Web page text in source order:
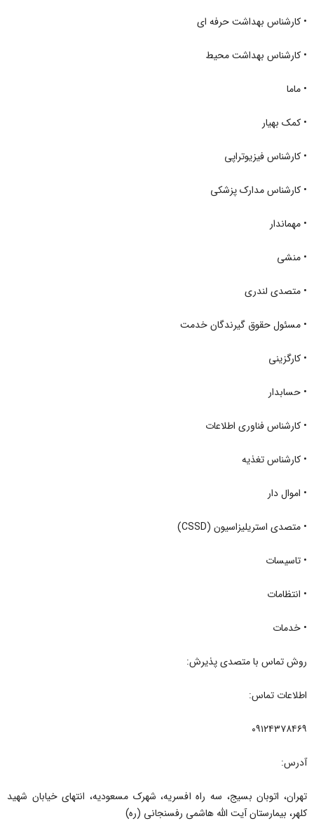
• کارشناس بهداشت حرفه ای
• کارشناس بهداشت محیط
• ماما
• کمک بهیار
• کارشناس فیزیوتراپی
• کارشناس مدارک پزشکی
• مهماندار
• منشی
• متصدی لندری
• مسئول حقوق گیرندگان خدمت
• کارگزینی
• حسابدار
• کارشناس فناوری اطلاعات
• کارشناس تغذیه
• اموال دار
• متصدی استریلیزاسیون (CSSD)
• تاسیسات
• انتظامات
• خدمات
روش تماس با متصدی پذیرش:
اطلاعات تماس:
۰۹۱۲۴۳۷۸۴۶۹
آدرس:
تهران، اتوبان بسیج، سه راه افسریه، شهرک مسعودیه، انتهای خیابان شهید
کلهر، بیمارستان آیت الله هاشمی رفسنجانی (ره)